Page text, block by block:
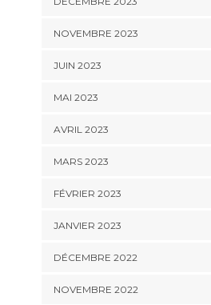
NOVEMBRE 2023
JUIN 2023
MAI 2023
AVRIL 2023
MARS 2023
FÉVRIER 2023
JANVIER 2023
DÉCEMBRE 2022
NOVEMBRE 2022